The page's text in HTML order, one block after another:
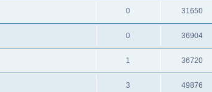
0 31650
0 36904
1 36720
3 49876